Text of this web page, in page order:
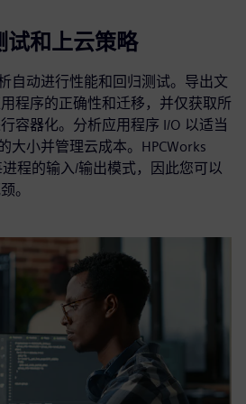
试和上云策略
自动进行性能和回归测试。导出文
程序的正确性和迁移，并仅获取所
容器化。分析应用程序 I/O 以适当
大小并管理云成本。HPCWorks
程的输入/输出模式，因此您可以
。